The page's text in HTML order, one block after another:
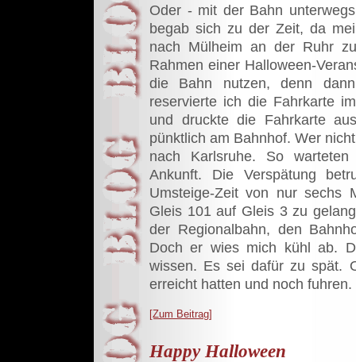
Oder - mit der Bahn
begab sich zu der Zeit, da
nach Mülheim an der Ruhr
Rahmen einer Halloween-
die Bahn nutzen, denn
reservierte ich die Fahrkarte
und druckte die Fahrkarte
pünktlich am Bahnhof. Wer
nach Karlsruhe. So
Ankunft. Die Verspätung
Umsteige-Zeit von nur sechs
Gleis 101 auf Gleis 3 zu
der Regionalbahn, den
Doch er wies mich kühl ab.
wissen. Es sei dafür zu spät.
erreicht hatten und noch
[Zum Beitrag]
Happy Halloween